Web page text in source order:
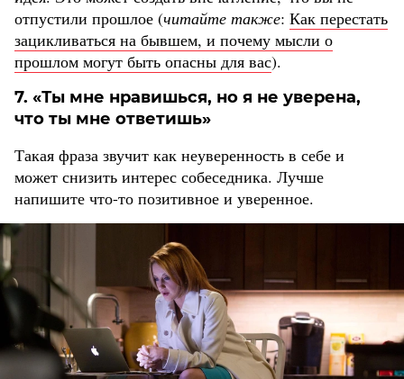
отпустили прошлое (читайте также: Как перестать
зацикливаться на бывшем, и почему мысли о
прошлом могут быть опасны для вас).
7. «Ты мне нравишься, но я не уверена,
что ты мне ответишь»
Такая фраза звучит как неуверенность в себе и
может снизить интерес собеседника. Лучше
напишите что-то позитивное и уверенное.